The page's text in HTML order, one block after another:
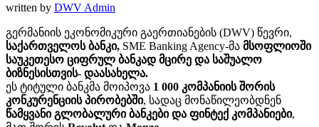
written by DWV Admin
გერმანიის ეკონომიკური გაერთიანების (DWV) წევრი,
საქართველოსბანკი, SME Banking Agency-მა მსოფლიოში
საუკეთესო ციფრულ ბანკად მცირე და საშუალო
ბიზნესისთვის- დაასახელა.
ეს ტიტული ბანკმა მოიპოვა 1 000 კომპანიისშორის
კონკურენციისპირობებში, სადაც მონაწილეობდნენ
წამყვანიგლობალურიბანკებიდა ფინტექ კომპანიები,